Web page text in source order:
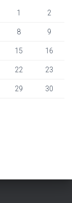
1 2
8 9
15 16
22 23
29 30